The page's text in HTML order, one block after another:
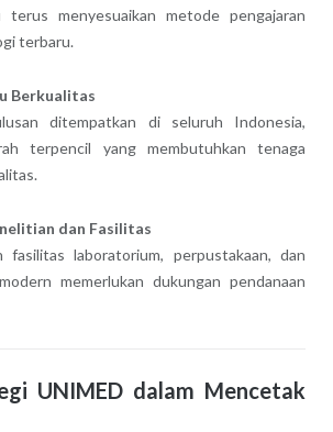
terus menyesuaikan metode pengajaran
terbaru.
Berkualitas
ditempatkan di seluruh Indonesia,
terpencil yang membutuhkan tenaga
dan Fasilitas
fasilitas laboratorium, perpustakaan, dan
memerlukan dukungan pendanaan
UNIMED dalam Mencetak